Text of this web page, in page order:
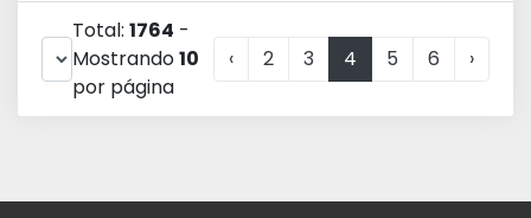
Total: 1764 -
Mostrando10
por página
‹ 2 3 4 5 6 ›